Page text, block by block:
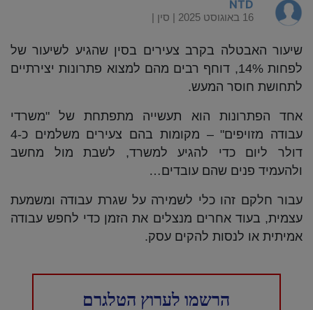
NTD
16 באוגוסט 2025 | | סין
שיעור האבטלה בקרב צעירים בסין שהגיע לשיעור של
לפחות 14%, דוחף רבים מהם למצוא פתרונות יצירתיים
לתחושת חוסר המעש.
אחד הפתרונות הוא תעשייה מתפתחת של "משרדי
עבודה מזויפים" – מקומות בהם צעירים משלמים כ-4
דולר ליום כדי להגיע למשרד, לשבת מול מחשב
ולהעמיד פנים שהם עובדים…
עבור חלקם זהו כלי לשמירה על שגרת עבודה ומשמעת
עצמית, בעוד אחרים מנצלים את הזמן כדי לחפש עבודה
אמיתית או לנסות להקים עסק.
הרשמו לערוץ הטלגרם